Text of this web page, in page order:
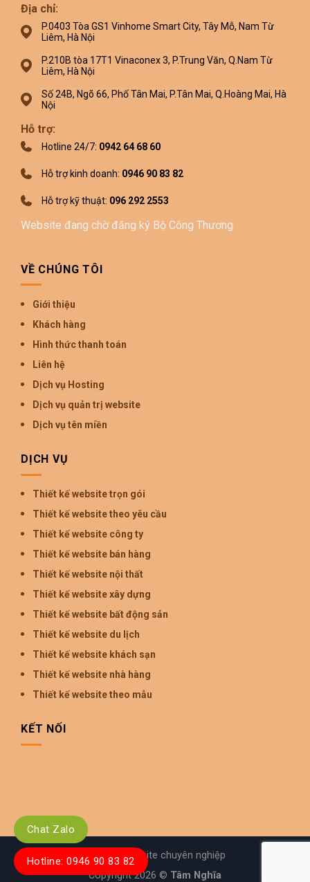
Địa chỉ:
P.0403 Tòa GS1 Vinhome Smart City, Tây Mỗ, Nam Từ
Liêm, Hà Nội
P.210B tòa 17T1 Vinaconex 3, P.Trung Văn, Q.Nam Từ
Liêm, Hà Nội
Số 24B, Ngõ 66, Phố Tân Mai, P.Tân Mai, Q.Hoàng Mai, Hà
Nội
Hỗ trợ:
Hotline 24/7: 0942 64 68 60
Hỗ trợ kinh doanh: 0946 90 83 82
Hỗ trợ kỹ thuật: 096 292 2553
Website đang chờ đăng ký Bộ Công Thương
VỀ CHÚNG TÔI
Giới thiệu
Khách hàng
Hình thức thanh toán
Liên hệ
Dịch vụ Hosting
Dịch vụ quản trị website
Dịch vụ tên miền
DỊCH VỤ
Thiết kế website trọn gói
Thiết kế website theo yêu cầu
Thiết kế website công ty
Thiết kế website bán hàng
Thiết kế website nội thất
Thiết kế website xây dựng
Thiết kế website bất động sản
Thiết kế website du lịch
Thiết kế website khách sạn
Thiết kế website nhà hàng
Thiết kế website theo mẫu
KẾT NỐI
Thiết kế website chuyên nghiệp
Copyright 2026 © Tâm Nghĩa
Chat Zalo
Hotline: 0946 90 83 82